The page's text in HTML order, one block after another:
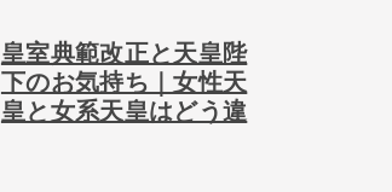
皇室典範改正と天皇陛
下のお気持ち｜女性天
皇と女系天皇はどう違